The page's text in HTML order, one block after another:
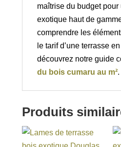
maîtrise du budget
exotique haut de
comprendre les
le tarif d’une terrasse
découvrez notre guide
du bois cumaru au m².
Produits